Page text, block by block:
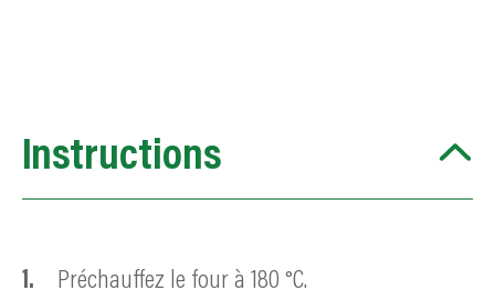
Instructions
Préchauffez le four à 180 °C.